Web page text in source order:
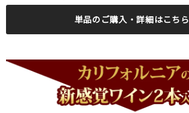
単品のご購入・詳細はこちら